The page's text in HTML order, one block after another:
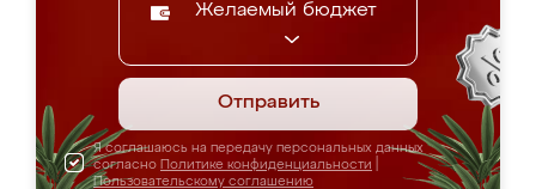
Желаемый бюджет
Отправить
Я соглашаюсь на передачу персональных данных
согласно Политике конфиденциальности
Пользовательскому соглашению